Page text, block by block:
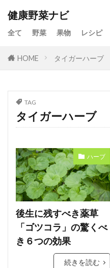
健康野菜ナビ
全て 野菜 果物 レシピ
HOME タイガーハーブ
TAG
タイガーハーブ
ハーブ
後生に残すべき薬草
「ゴツコラ」の驚くべ
き６つの効果
続きを読む